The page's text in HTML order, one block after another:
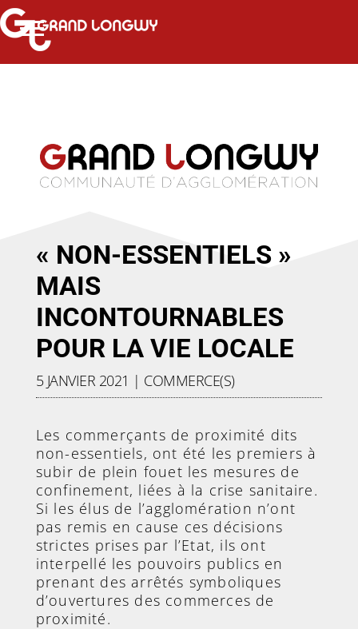
« NON-ESSENTIELS »
MAIS
INCONTOURNABLES
POUR LA VIE LOCALE
5 JANVIER 2021 | COMMERCE(S)
Les commerçants de proximité dits
non-essentiels, ont été les premiers à
subir de plein fouet les mesures de
confinement, liées à la crise sanitaire.
Si les élus de l’agglomération n’ont
pas remis en cause ces décisions
strictes prises par l’Etat, ils ont
interpellé les pouvoirs publics en
prenant des arrêtés symboliques
d’ouvertures des commerces de
proximité.